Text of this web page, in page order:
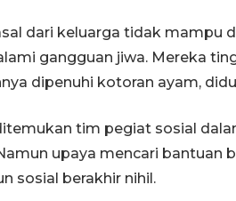
dari keluarga tidak mampu
gangguan jiwa. Mereka
dipenuhi kotoran ayam,
tim pegiat sosial
upaya mencari bantuan
sosial berakhir nihil.